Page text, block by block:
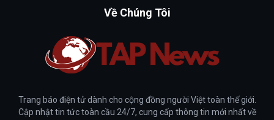
Về Chúng Tôi
Trang báo điện tử dành cho cộng đồng người Việt toàn thế giới.
Cập nhật tin tức toàn cầu 24/7, cung cấp thông tin mới nhất về